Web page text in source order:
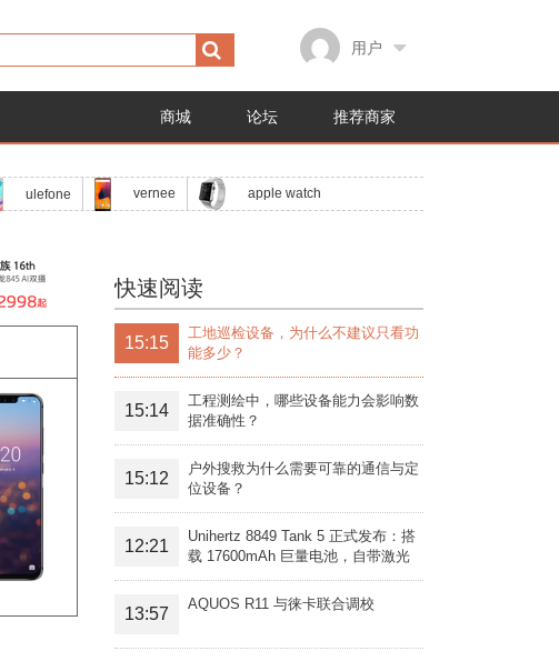
用户
商城 论坛 推荐商家
ulefone vernee apple watch
快速阅读
15:15
工地巡检设备，为什么不建议只看功
能多少？
15:14
工程测绘中，哪些设备能力会影响数
据准确性？
15:12
户外搜救为什么需要可靠的通信与定
位设备？
12:21
Unihertz 8849 Tank 5 正式发布：搭
载 17600mAh 巨量电池，自带激光
投影旗舰三防手机
13:57
AQUOS R11 与徕卡联合调校